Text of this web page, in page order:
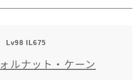
憶戦
Lv98 IL675
ルナット・ケーン